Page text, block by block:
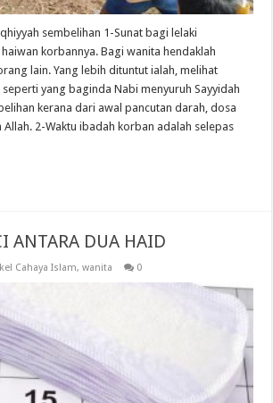
sembelihan 1-Sunat bagi lelaki
korbannya. Bagi wanita hendaklah
lain. Yang lebih dituntut ialah, melihat
yang baginda Nabi menyuruh Sayyidah
kerana dari awal pancutan darah, dosa
Allah. 2-Waktu ibadah korban adalah selepas
ANTARA DUA HAID
Cahaya Islam,wanita 0